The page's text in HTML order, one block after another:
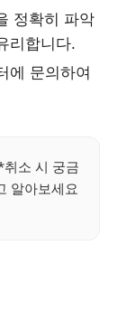
정확히 파악
리합니다.
에 문의하여
소 시 궁금
알아보세요